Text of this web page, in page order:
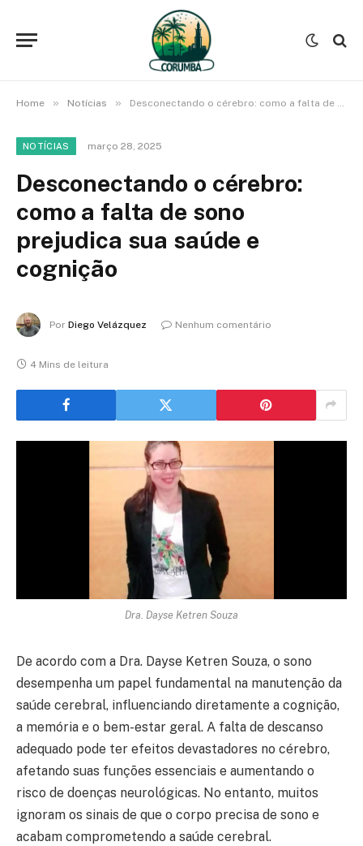
Home » Notícias » Desconectando o cérebro: como a falta de sono prejudica sua saúde e cognição
NOTÍCIAS março 28, 2025
Desconectando o cérebro:
como a falta de sono
prejudica sua saúde e
cognição
Por Diego Velázquez Nenhum comentário
4 Mins de leitura
Dra. Dayse Ketren Souza
De acordo com a Dra. Dayse Ketren Souza, o sono
desempenha um papel fundamental na manutenção da
saúde cerebral, influenciando diretamente a cognição,
a memória e o bem-estar geral. A falta de descanso
adequado pode ter efeitos devastadores no cérebro,
afetando suas funções essenciais e aumentando o
risco de doenças neurológicas. No entanto, muitos
ignoram os sinais de que o corpo precisa de sono e
acabam comprometendo a saúde cerebral.